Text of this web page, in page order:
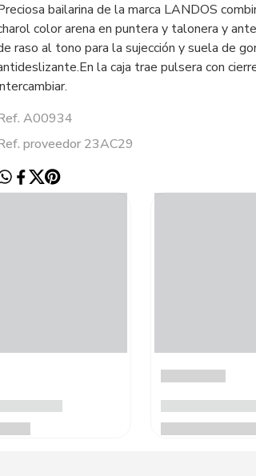
bailarina de la marca LANDOS
color arena en puntera y talonera y
raso al tono para la sujección y suela de
la caja trae pulsera con
A00934
proveedor 23AC29